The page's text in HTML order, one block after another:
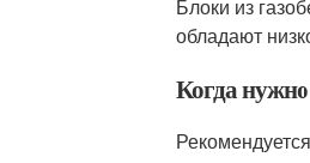
Блоки из
обладают
Когда нужно